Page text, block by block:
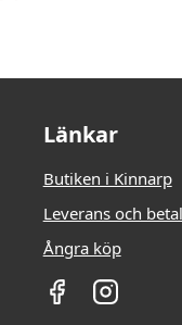
Länkar
Butiken i Kinnarp
Leverans och
Ångra köp